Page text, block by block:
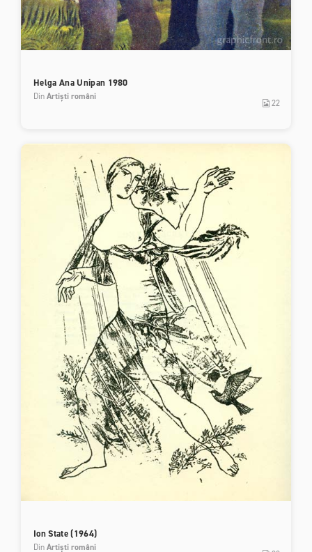
Helga Ana Unipan 1980
DinArtiști români
22
Ion State (1964)
DinArtiști români